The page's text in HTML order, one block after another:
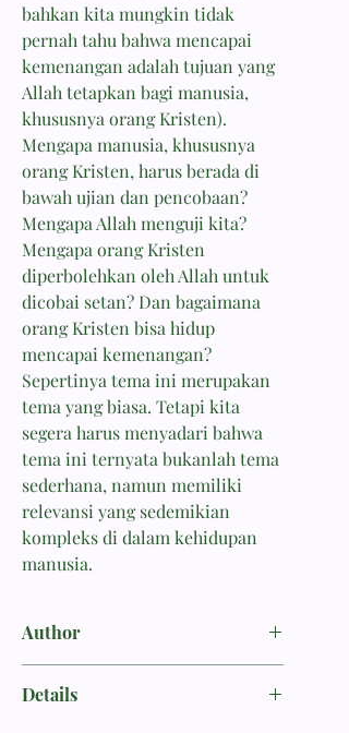
bahkan kita mungkin tidak
pernah tahu bahwa mencapai
kemenangan adalah tujuan yang
Allah tetapkan bagi manusia,
khususnya orang Kristen).
Mengapa manusia, khususnya
orang Kristen, harus berada di
bawah ujian dan pencobaan?
Mengapa Allah menguji kita?
Mengapa orang Kristen
diperbolehkan oleh Allah untuk
dicobai setan? Dan bagaimana
orang Kristen bisa hidup
mencapai kemenangan?
Sepertinya tema ini merupakan
tema yang biasa. Tetapi kita
segera harus menyadari bahwa
tema ini ternyata bukanlah tema
sederhana, namun memiliki
relevansi yang sedemikian
kompleks di dalam kehidupan
manusia.
Author
Details